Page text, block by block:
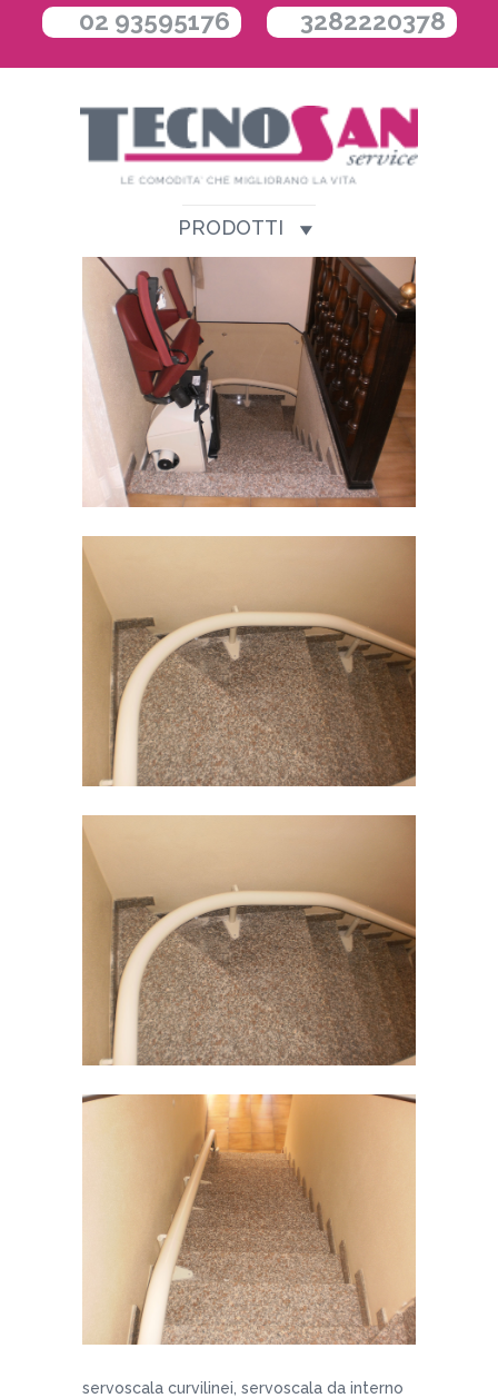
02 93595176 3282220378
PRODOTTI
servoscala curvilinei, servoscala da interno